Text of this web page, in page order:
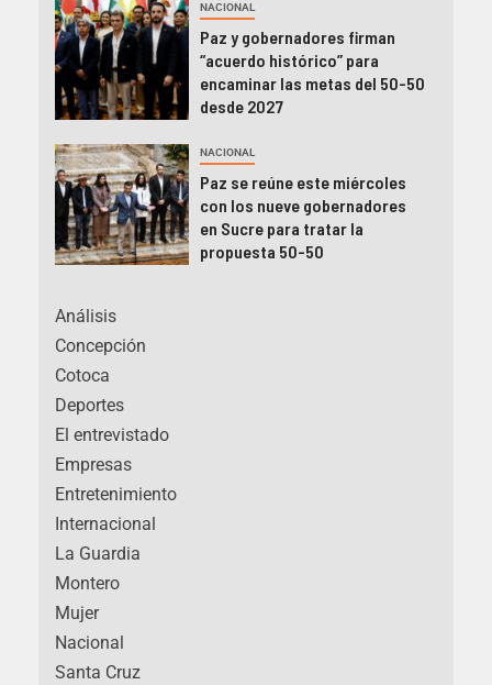
NACIONAL
Paz y gobernadores firman
“acuerdo histórico” para
encaminar las metas del 50-50
desde 2027
NACIONAL
Paz se reúne este miércoles
con los nueve gobernadores
en Sucre para tratar la
propuesta 50-50
Análisis
Concepción
Cotoca
Deportes
El entrevistado
Empresas
Entretenimiento
Internacional
La Guardia
Montero
Mujer
Nacional
Santa Cruz